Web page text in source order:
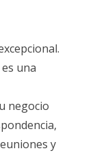
una
negocio
y